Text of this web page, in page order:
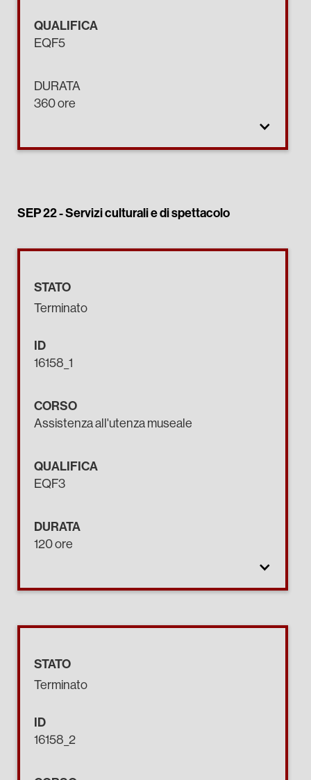
QUALIFICA
EQF5
DURATA
360 ore
SEP 22 -Servizi culturali e di spettacolo
STATO
Terminato
ID
16158_1
CORSO
Assistenza all'utenza museale
QUALIFICA
EQF3
DURATA
120 ore
STATO
Terminato
ID
16158_2